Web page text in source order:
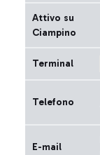
Attivo su
Ciampino
Terminal
Telefono
E-mail